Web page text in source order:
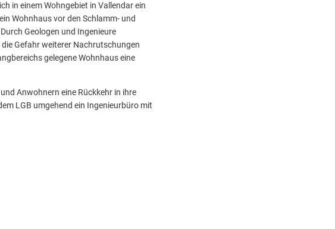
in einem Wohngebiet in Vallendar ein
Wohnhaus vor den Schlamm- und
Geologen und Ingenieure
Gefahr weiterer Nachrutschungen
gelegene Wohnhaus eine
Anwohnern eine Rückkehr in ihre
LGB umgehend ein Ingenieurbüro mit